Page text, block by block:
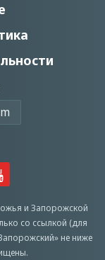
и Запорожской
со ссылкой (для
не ниже